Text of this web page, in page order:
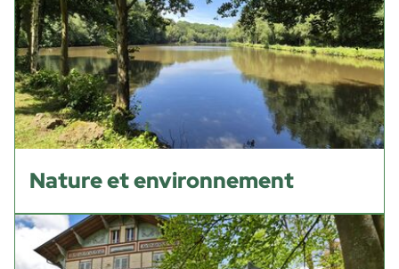
Nature et environnement